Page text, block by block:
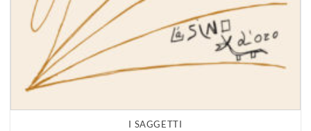
I SAGGETTI